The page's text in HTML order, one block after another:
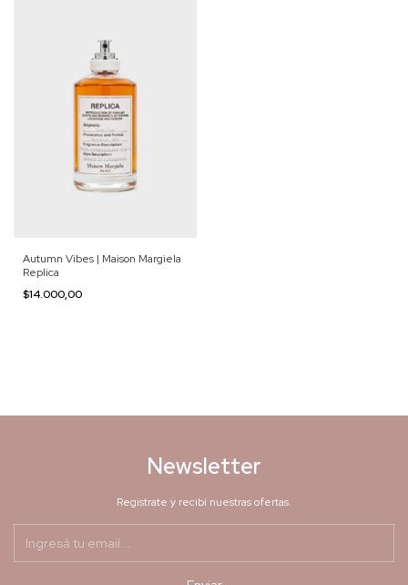
Autumn Vibes | Maison Margiela
Replica
$14.000,00
Newsletter
Registrate y recibí nuestras ofertas.